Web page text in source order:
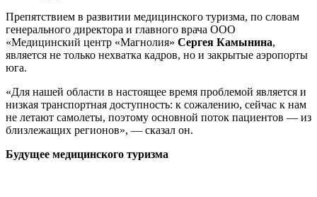
Препятствием в развитии медицинского туризма, по словам
генерального директора и главного врача ООО
«Медицинский центр «Магнолия» Сергея Камынина,
является не только нехватка кадров, но и закрытые аэропорты
юга.
«Для нашей области в настоящее время проблемой является и
низкая транспортная доступность: к сожалению, сейчас к нам
не летают самолеты, поэтому основной поток пациентов — из
близлежащих регионов», — сказал он.
Будущее медицинского туризма